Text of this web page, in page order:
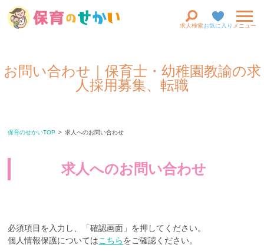
求人検索お気に入り メニュー
お問い合わせ｜保育士・幼稚園教諭の求
人採用募集、転職
保育のせかいTOP 求人へのお問い合わせ
求人へのお問い合わせ
必須項目を入力し、「確認画面」を押してください。
個人情報保護についてはこちらをご確認ください。